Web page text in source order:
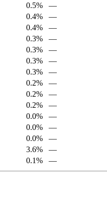
0.5%
—
0.4%
—
0.4%
—
0.3%
—
0.3%
—
0.3%
—
0.3%
—
0.2%
—
0.2%
—
0.2%
—
0.0%
—
0.0%
—
0.0%
—
3.6%
—
0.1% —